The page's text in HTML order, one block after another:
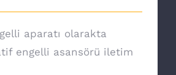
aparatı olarakta
engelli asansörü iletim